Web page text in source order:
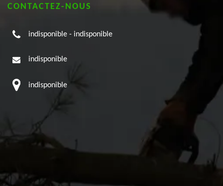
CONTACTEZ-NOUS
indisponible - indisponible
indisponible
indisponible